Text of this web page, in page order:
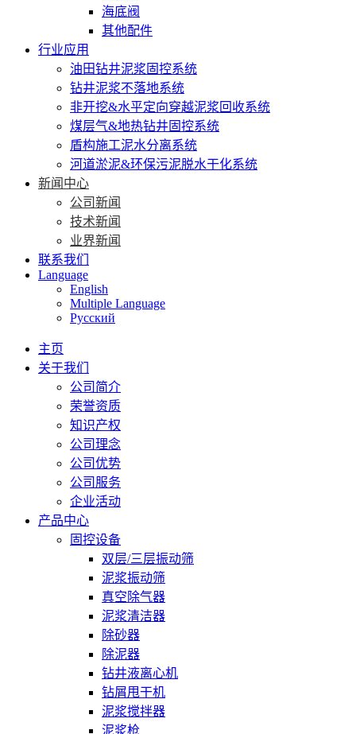
海底阀
其他配件
行业应用
油田钻井泥浆固控系统
钻井泥浆不落地系统
非开挖&水平定向穿越泥浆回收系统
煤层气&地热钻井固控系统
盾构施工泥水分离系统
河道淤泥&环保污泥脱水干化系统
新闻中心
公司新闻
技术新闻
业界新闻
联系我们
Language
English
Multiple Language
Русский
主页
关于我们
公司简介
荣誉资质
知识产权
公司理念
公司优势
公司服务
企业活动
产品中心
固控设备
双层/三层振动筛
泥浆振动筛
真空除气器
泥浆清洁器
除砂器
除泥器
钻井液离心机
钻屑甩干机
泥浆搅拌器
泥浆枪